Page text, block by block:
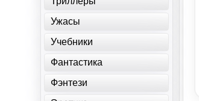
Ужасы
Учебники
Фантастика
Фэнтези